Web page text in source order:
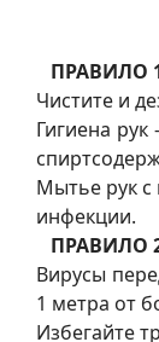
ПРАВИЛО
Чистите и
Гигиена
Мытье рук с
инфекции.
ПРАВИЛО
Вирусы
1 метра от
Избегайте